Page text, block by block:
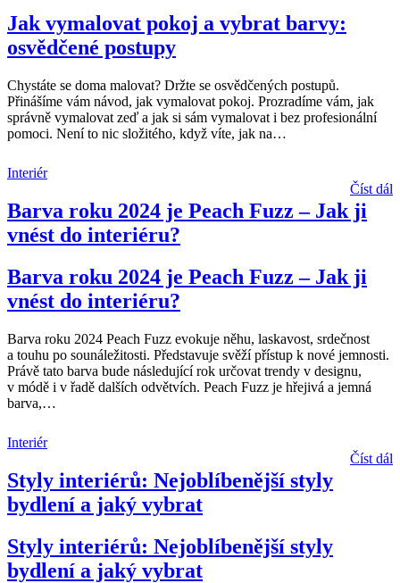
Jak vymalovat pokoj a vybrat barvy:
osvědčené postupy
Chystáte se doma malovat? Držte se osvědčených postupů.
Přinášíme vám návod, jak vymalovat pokoj. Prozradíme vám, jak
správně vymalovat zeď a jak si sám vymalovat i bez profesionální
pomoci. Není to nic složitého, když víte, jak na…
Interiér
Číst dál
Barva roku 2024 je Peach Fuzz – Jak ji
vnést do interiéru?
Barva roku 2024 je Peach Fuzz – Jak ji
vnést do interiéru?
Barva roku 2024 Peach Fuzz evokuje něhu, laskavost, srdečnost
a touhu po sounáležitosti. Představuje svěží přístup k nové jemnosti.
Právě tato barva bude následující rok určovat trendy v designu,
v módě i v řadě dalších odvětvích. Peach Fuzz je hřejivá a jemná
barva,…
Interiér
Číst dál
Styly interiérů: Nejoblíbenější styly
bydlení a jaký vybrat
Styly interiérů: Nejoblíbenější styly
bydlení a jaký vybrat